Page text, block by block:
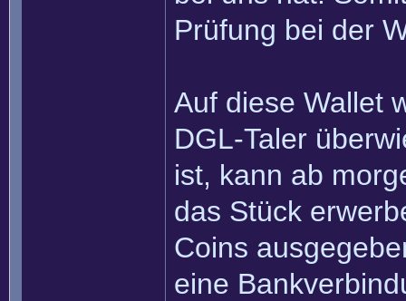
Prüfung bei der
Auf diese Wallet
DGL-Taler
ist, kann ab
das Stück
Coins
eine